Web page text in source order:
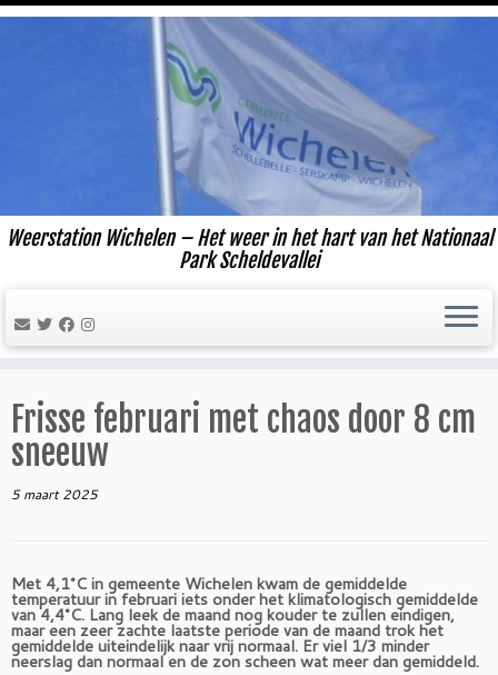
Ga
Weerstation Wichelen – Het weer in het hart van het Nationaal
Park Scheldevallei
Frisse februari met chaos door 8 cm
sneeuw
5 maart 2025
Met 4,1°C in gemeente Wichelen kwam de gemiddelde
temperatuur in februari iets onder het klimatologisch gemiddelde
van 4,4°C. Lang leek de maand nog kouder te zullen eindigen,
maar een zeer zachte laatste periode van de maand trok het
gemiddelde uiteindelijk naar vrij normaal. Er viel 1/3 minder
neerslag dan normaal en de zon scheen wat meer dan gemiddeld.